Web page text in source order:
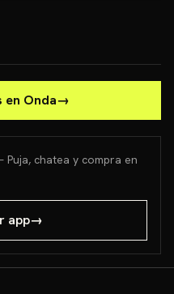
en Onda→
chatea y compra en
app→